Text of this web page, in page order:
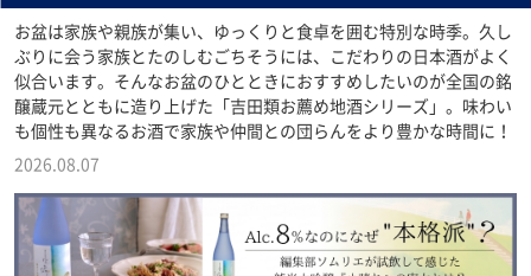
お盆は家族や親族が集い、ゆっくりと食卓を囲む特別な時季。久し
ぶりに会う家族とたのしむごちそうには、こだわりの日本酒がよく
似合います。そんなお盆のひとときにおすすめしたいのが全国の銘
醸蔵元とともに造り上げた「吉田類お薦め地酒シリーズ」。味わい
も個性も異なるお酒で家族や仲間との団らんをより豊かな時間に！
2026.08.07